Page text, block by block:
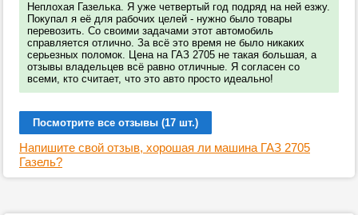
Неплохая Газелька. Я уже четвертый год подряд на ней езжу.
Покупал я её для рабочих целей - нужно было товары
перевозить. Со своими задачами этот автомобиль
справляется отлично. За всё это время не было никаких
серьезных поломок. Цена на ГАЗ 2705 не такая большая, а
отзывы владельцев всё равно отличные. Я согласен со
всеми, кто считает, что это авто просто идеально!
Посмотрите все отзывы (17 шт.)
Напишите свой отзыв, хорошая ли машина ГАЗ 2705
Газель?